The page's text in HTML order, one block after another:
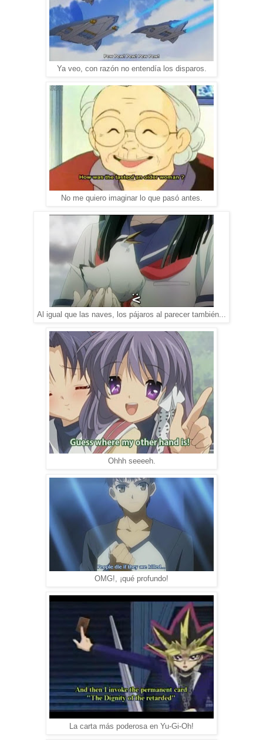
Ya veo, con razón no entendía los disparos.
No me quiero imaginar lo que pasó antes.
Al igual que las naves, los pájaros al parecer también...
Ohhh seeeeh.
OMG!, ¡qué profundo!
La carta más poderosa en Yu-Gi-Oh!